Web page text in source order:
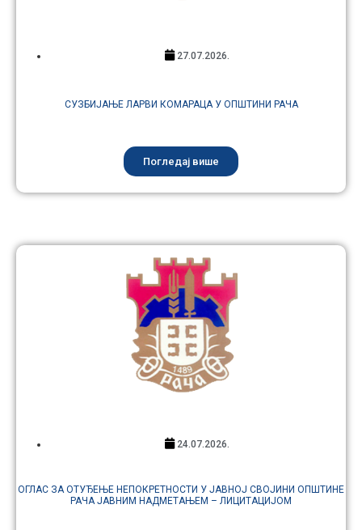
27.07.2026.
СУЗБИЈАЊЕ ЛАРВИ КОМАРАЦА У ОПШТИНИ РАЧА
Погледај више
24.07.2026.
ОГЛАС ЗА ОТУЂЕЊЕ НЕПОКРЕТНОСТИ У ЈАВНОЈ СВОЈИНИ ОПШТИНЕ
РАЧА ЈАВНИМ НАДМЕТАЊЕМ – ЛИЦИТАЦИЈОМ